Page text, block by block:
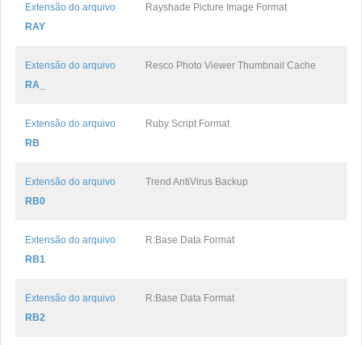
Extensão do arquivo
RAY
Rayshade Picture Image Format
Extensão do arquivo
RA_
Resco Photo Viewer Thumbnail Cache
Extensão do arquivo
RB
Ruby Script Format
Extensão do arquivo
RB0
Trend AntiVirus Backup
Extensão do arquivo
RB1
R:Base Data Format
Extensão do arquivo
RB2
R:Base Data Format